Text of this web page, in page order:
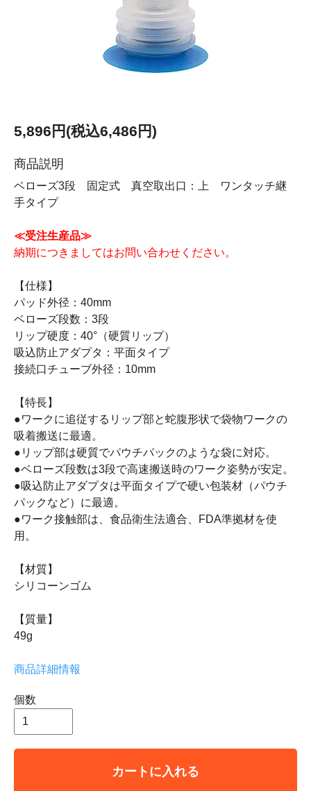
5,896円(税込6,486円)
商品説明
ベローズ3段 固定式 真空取出口：上 ワンタッチ継
手タイプ
≪受注生産品≫
納期につきましてはお問い合わせください。
【仕様】
パッド外径：40mm
ベローズ段数：3段
リップ硬度：40°（硬質リップ）
吸込防止アダプタ：平面タイプ
接続口チューブ外径：10mm
【特長】
●ワークに追従するリップ部と蛇腹形状で袋物ワークの
吸着搬送に最適。
●リップ部は硬質でパウチパックのような袋に対応。
●ベローズ段数は3段で高速搬送時のワーク姿勢が安定。
●吸込防止アダプタは平面タイプで硬い包装材（パウチ
パックなど）に最適。
●ワーク接触部は、食品衛生法適合、FDA準拠材を使
用。
【材質】
シリコーンゴム
【質量】
49g
商品詳細情報
個数
カートに入れる